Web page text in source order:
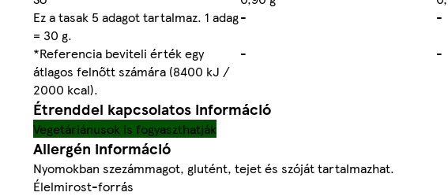
Ez a tasak 5 adagot tartalmaz. 1 adag
= 30 g.
- -
*Referencia beviteli érték egy
átlagos felnőtt számára (8400 kJ /
2000 kcal).
- -
Étrenddel kapcsolatos információ
Vegetáriánusok is fogyaszthatják
Allergén információ
Nyomokban szezámmagot, glutént, tejet és szóját tartalmazhat.
Élelmirost-forrás